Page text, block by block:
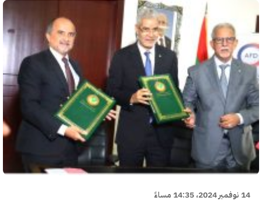
14 نوفمبر 2024، 14:35 مساءً